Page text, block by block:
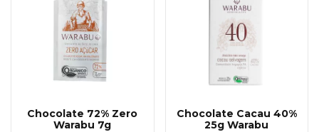
Chocolate 72% Zero
Warabu 7g
Chocolate Cacau 40%
25g Warabu